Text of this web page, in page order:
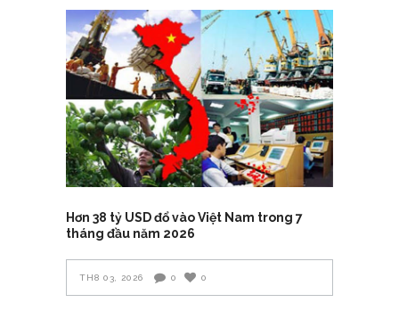
Hơn 38 tỷ USD đổ vào Việt Nam trong 7
tháng đầu năm 2026
TH8 03, 2026 0 0